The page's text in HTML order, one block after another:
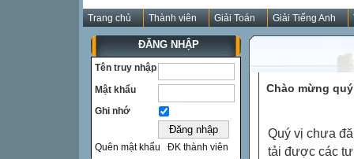
Trang chủ Thành viên Giải Toán Giải Tiếng Anh
ĐĂNG NHẬP
Tên truy nhập
Mật khẩu
Ghi nhớ
Quên mật khẩu ĐK thành viên
Chào mừng
Quý vị chưa
tải được các